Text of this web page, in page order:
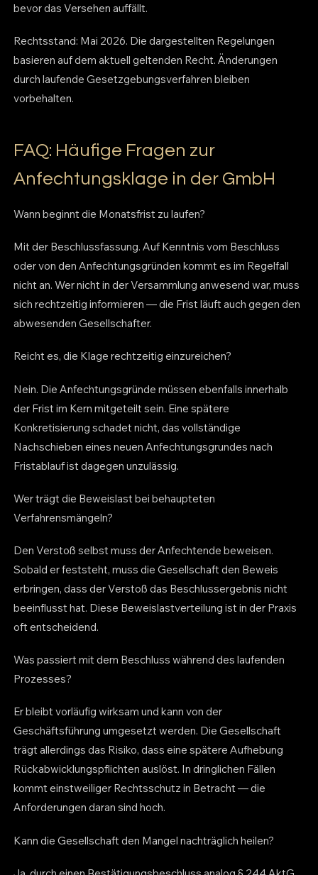
bevor das Versehen auffällt.
Rechtsstand: Mai 2026. Die dargestellten Regelungen
basieren auf dem aktuell geltenden Recht. Änderungen
durch laufende Gesetzgebungsverfahren bleiben
vorbehalten.
FAQ: Häufige Fragen zur
Anfechtungsklage in der GmbH
Wann beginnt die Monatsfrist zu laufen?
Mit der Beschlussfassung. Auf Kenntnis vom Beschluss
oder von den Anfechtungsgründen kommt es im Regelfall
nicht an. Wer nicht in der Versammlung anwesend war, muss
sich rechtzeitig informieren — die Frist läuft auch gegen den
abwesenden Gesellschafter.
Reicht es, die Klage rechtzeitig einzureichen?
Nein. Die Anfechtungsgründe müssen ebenfalls innerhalb
der Frist im Kern mitgeteilt sein. Eine spätere
Konkretisierung schadet nicht, das vollständige
Nachschieben eines neuen Anfechtungsgrundes nach
Fristablauf ist dagegen unzulässig.
Wer trägt die Beweislast bei behaupteten
Verfahrensmängeln?
Den Verstoß selbst muss der Anfechtende beweisen.
Sobald er feststeht, muss die Gesellschaft den Beweis
erbringen, dass der Verstoß das Beschlussergebnis nicht
beeinflusst hat. Diese Beweislastverteilung ist in der Praxis
oft entscheidend.
Was passiert mit dem Beschluss während des laufenden
Prozesses?
Er bleibt vorläufig wirksam und kann von der
Geschäftsführung umgesetzt werden. Die Gesellschaft
trägt allerdings das Risiko, dass eine spätere Aufhebung
Rückabwicklungspflichten auslöst. In dringlichen Fällen
kommt einstweiliger Rechtsschutz in Betracht — die
Anforderungen daran sind hoch.
Kann die Gesellschaft den Mangel nachträglich heilen?